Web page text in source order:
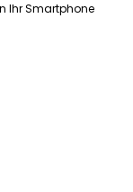
Ihr Smartphone